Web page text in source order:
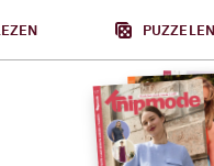
PUZZELEN